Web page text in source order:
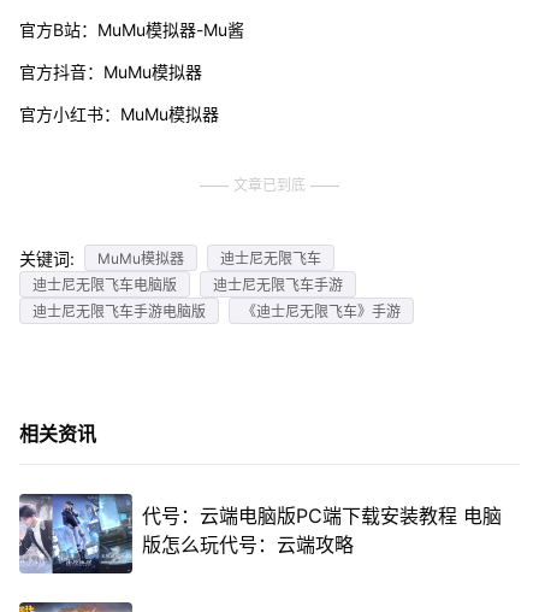
官方B站：MuMu模拟器-Mu酱
官方抖音：MuMu模拟器
官方小红书：MuMu模拟器
文章已到底
关键词: MuMu模拟器
迪士尼无限飞车
迪士尼无限飞车电脑版
迪士尼无限飞车手游
迪士尼无限飞车手游电脑版
《迪士尼无限飞车》手游
相关资讯
代号：云端电脑版PC端下载安装教程 电脑
版怎么玩代号：云端攻略